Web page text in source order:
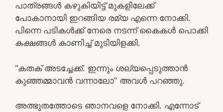
പാത്രങ്ങള്‍ കഴുകിയിട്ട് മുകളിലേക്ക്
പോകാനായി ഇറങ്ങിയ രമ്യ എന്നെ നോക്കി.
പിന്നെ പടികള്‍ക്ക് നേരെ നടന്ന് കൈകള്‍ പൊക്കി
കക്ഷങ്ങള്‍ കാണിച്ച് മുടിയിളക്കി.
“കതക് അടച്ചേക്ക്. ഇന്നും ശല്യപ്പെടുത്താന്‍
കുഞ്ഞമ്മാവന്‍ വന്നാലോ” അവള്‍ പറഞ്ഞു.
അത്ഭുതത്തോടെ ഞാനവളെ നോക്കി. എന്നോട്